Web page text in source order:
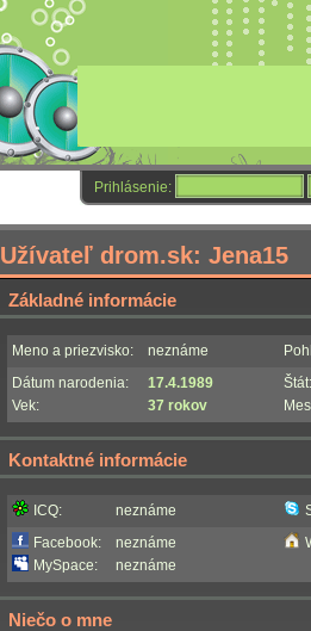
Prihlásenie:
Užívateľ drom.sk: Jena15
Základné informácie
Meno a priezvisko: neznáme
Dátum narodenia:
Vek:
17.4.1989
37 rokov
Štát:
Kontaktné informácie
ICQ: neznáme
Facebook:
MySpace:
neznáme
neznáme
Niečo o mne